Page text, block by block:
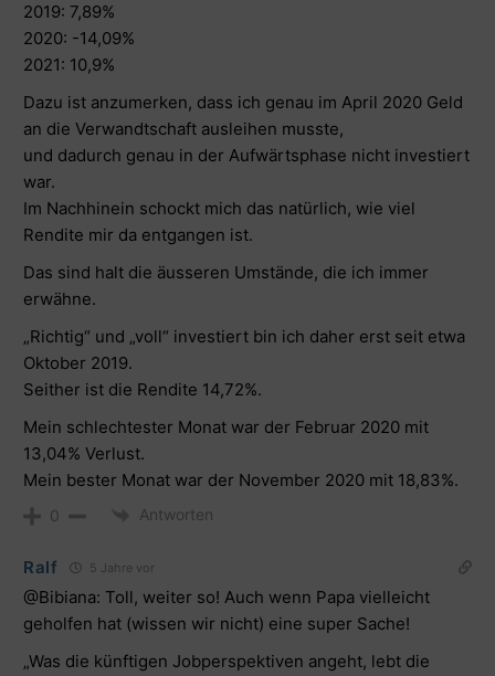
2019: 7,89%
2020: -14,09%
2021: 10,9%
Dazu ist anzumerken, dass ich genau im April 2020 Geld
an die Verwandtschaft ausleihen musste,
und dadurch genau in der Aufwärtsphase nicht investiert
war.
Im Nachhinein schockt mich das natürlich, wie viel
Rendite mir da entgangen ist.
Das sind halt die äusseren Umstände, die ich immer
erwähne.
„Richtig“ und „voll“ investiert bin ich daher erst seit etwa
Oktober 2019.
Seither ist die Rendite 14,72%.
Mein schlechtester Monat war der Februar 2020 mit
13,04% Verlust.
Mein bester Monat war der November 2020 mit 18,83%.
0 Antworten
Ralf 5 Jahre vor
@Bibiana: Toll, weiter so! Auch wenn Papa vielleicht
geholfen hat (wissen wir nicht) eine super Sache!
„Was die künftigen Jobperspektiven angeht, lebt die